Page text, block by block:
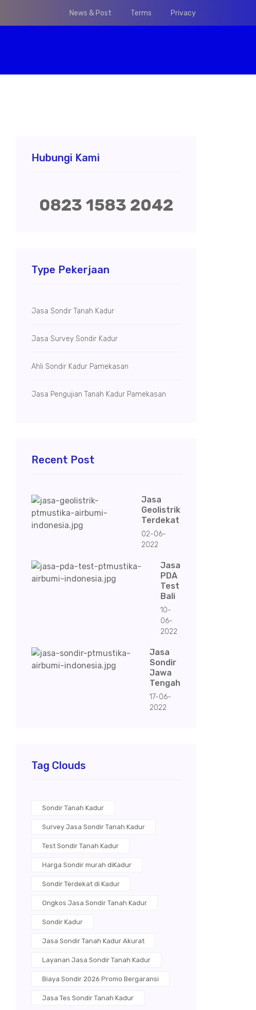
News & Post Terms Privacy
Hubungi Kami
0823 1583 2042
Type Pekerjaan
Jasa Sondir Tanah Kadur
Jasa Survey Sondir Kadur
Ahli Sondir Kadur Pamekasan
Jasa Pengujian Tanah Kadur Pamekasan
Recent Post
Jasa
Geolistrik
Terdekat
02-06-
2022
Jasa
PDA
Test
Bali
10-
06-
2022
Jasa
Sondir
Jawa
Tengah
17-06-
2022
Tag Clouds
Sondir Tanah Kadur
Survey Jasa Sondir Tanah Kadur
Test Sondir Tanah Kadur
Harga Sondir murah diKadur
Sondir Terdekat di Kadur
Ongkos Jasa Sondir Tanah Kadur
Sondir Kadur
Jasa Sondir Tanah Kadur Akurat
Layanan Jasa Sondir Tanah Kadur
Biaya Sondir 2026 Promo Bergaransi
Jasa Tes Sondir Tanah Kadur